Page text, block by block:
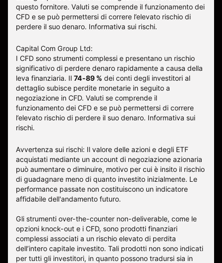
questo fornitore. Valuti se comprende il funzionamento dei
CFD e se può permettersi di correre l’elevato rischio di
perdere il suo denaro. Informativa sui rischi.
Capital Com Group Ltd:
I CFD sono strumenti complessi e presentano un rischio
significativo di perdere denaro rapidamente a causa della
leva finanziaria. Il 74-89 % dei conti degli investitori al
dettaglio subisce perdite monetarie in seguito a
negoziazione in CFD. Valuti se comprende il
funzionamento dei CFD e se può permettersi di correre
l’elevato rischio di perdere il suo denaro. Informativa sui
rischi.
Avvertenza sui rischi: Il valore delle azioni e degli ETF
acquistati mediante un account di negoziazione azionaria
può aumentare o diminuire, motivo per cui è insito il rischio
di guadagnare meno di quanto investito inizialmente. Le
performance passate non costituiscono un indicatore
affidabile dell'andamento futuro.
Gli strumenti over-the-counter non-deliverable, come le
opzioni knock-out e i CFD, sono prodotti finanziari
complessi associati a un rischio elevato di perdita
dell’intero capitale investito. Tali prodotti non sono indicati
per tutti gli investitori, in quanto possono tradursi sia in